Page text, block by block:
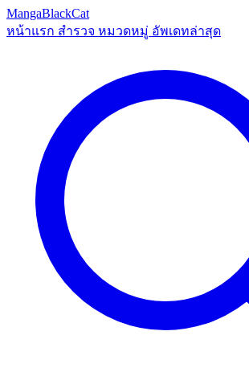
MangaBlackCat
หน้าแรก สำรวจ หมวดหมู่ อัพเดทล่าสุด